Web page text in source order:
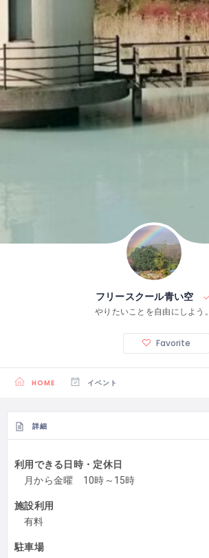
フリースクール青い空
やりたいことを自由にしよう。
Favorite
HOME イベント
詳細
利用できる日時・定休日
月から金曜 10時～15時
施設利用
有料
駐車場